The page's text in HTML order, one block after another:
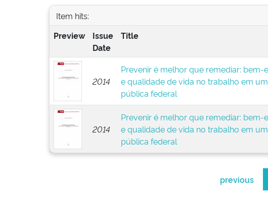
Item hits:
Preview
Issue
Date
Title
2014
Prevenir é melhor que remediar: bem-
e qualidade de vida no trabalho em
pública federal
2014
Prevenir é melhor que remediar: bem-
e qualidade de vida no trabalho em
pública federal
previous